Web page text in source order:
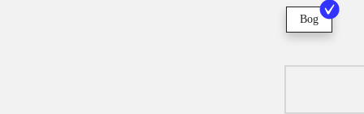
Bog